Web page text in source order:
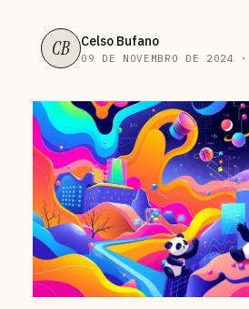
CB Celso Bufano
09 DE NOVEMBRO DE 2024